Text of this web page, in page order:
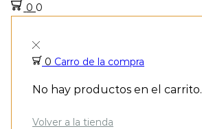
0 0
0 Carro de la compra
No hay productos en el carrito.
Volver a la tienda